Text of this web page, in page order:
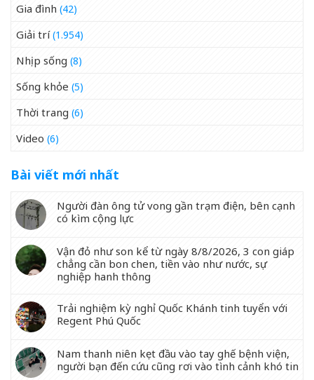
Gia đình (42)
Giải trí(1.954)
Nhịp sống (8)
Sống khỏe (5)
Thời trang (6)
Video (6)
Bài viết mới nhất
Người đàn ông tử vong gần trạm điện, bên cạnh
có kìm cộng lực
Vận đỏ như son kể từ ngày 8/8/2026, 3 con giáp
chẳng cần bon chen, tiền vào như nước, sự
nghiệp hanh thông
Trải nghiệm kỳ nghỉ Quốc Khánh tinh tuyển với
Regent Phú Quốc
Nam thanh niên kẹt đầu vào tay ghế bệnh viện,
người bạn đến cứu cũng rơi vào tình cảnh khó tin